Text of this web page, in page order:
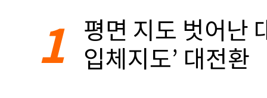
1 평면 지도 벗어난
입체지도’ 대전환